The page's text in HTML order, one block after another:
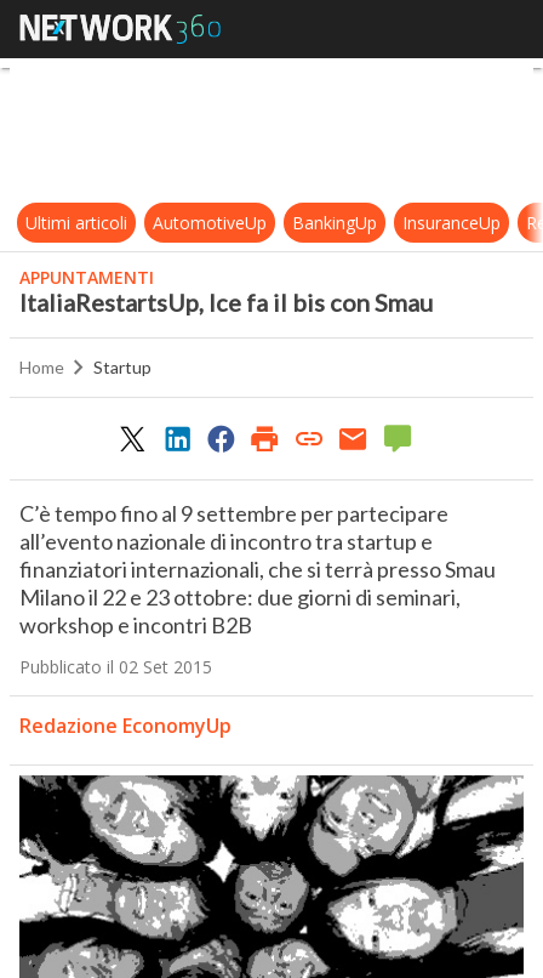
ItaliaRestartsUp, Ice fa il bis con
Ultimi articoli AutomotiveUp BankingUp InsuranceUp
APPUNTAMENTI
ItaliaRestartsUp, Ice fa il bis con Smau
Home Startup
C’è tempo fino al 9 settembre per partecipare
all’evento nazionale di incontro tra startup e
finanziatori internazionali, che si terrà presso Smau
Milano il 22 e 23 ottobre: due giorni di seminari,
workshop e incontri B2B
Pubblicato il 02 Set 2015
Redazione EconomyUp